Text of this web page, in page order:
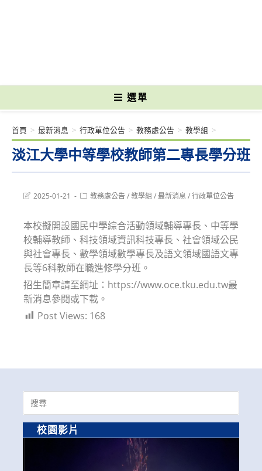
選單
淡江大學中等學校教師第二專長學分班
首頁 > 最新消息 > 行政單位公告 > 教務處公告 > 教學組 >
Post2025-01-21
Post教務處公告/教學組 /最新消息 /行政單位公告
本校擬開設國民中學綜合活動領域輔導專長、中等學
校輔導教師、科技領域資訊科技專長、社會領域公民
與社會專長、數學領域數學專長及語文領域國語文專
長等6科教師在職進修學分班。
招生簡章請至網址：https://www.oce.tku.edu.tw最
新消息參閱或下載。
Post Views: 168
Search
for:
校園影片